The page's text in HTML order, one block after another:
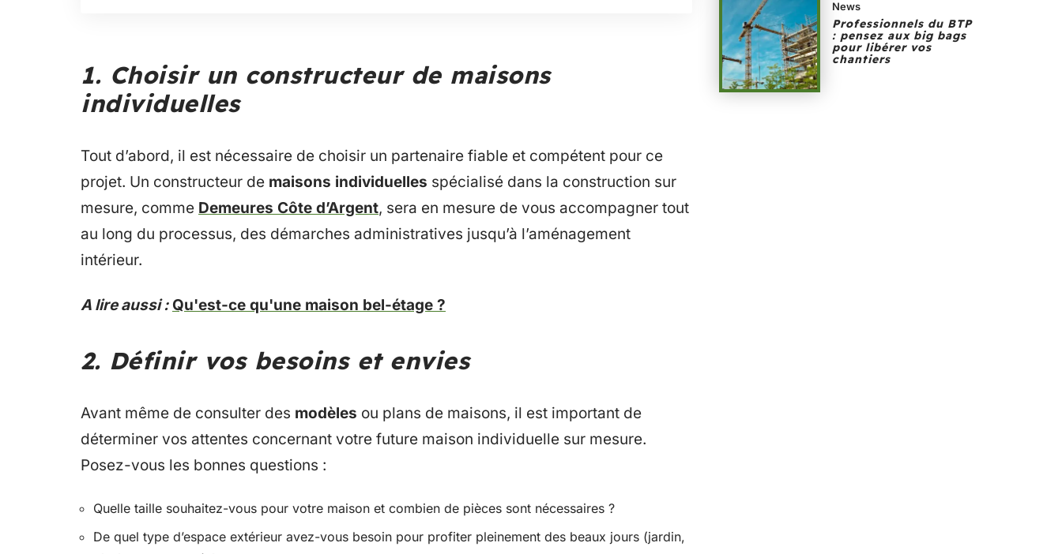
1. Choisir un constructeur de maisons
individuelles
Tout d’abord, il est nécessaire de choisir un partenaire fiable et compétent pour ce
projet. Un constructeur de maisons individuelles spécialisé dans la construction sur
mesure, comme Demeures Côte d’Argent, sera en mesure de vous accompagner tout
au long du processus, des démarches administratives jusqu’à l’aménagement
intérieur.
A lire aussi : Qu'est-ce qu'une maison bel-étage ?
2. Définir vos besoins et envies
Avant même de consulter des modèles ou plans de maisons, il est important de
déterminer vos attentes concernant votre future maison individuelle sur mesure.
Posez-vous les bonnes questions :
Quelle taille souhaitez-vous pour votre maison et combien de pièces sont nécessaires ?
De quel type d’espace extérieur avez-vous besoin pour profiter pleinement des beaux jours (jardin,
News
Professionnels du BTP
: pensez aux big bags
pour libérer vos
chantiers